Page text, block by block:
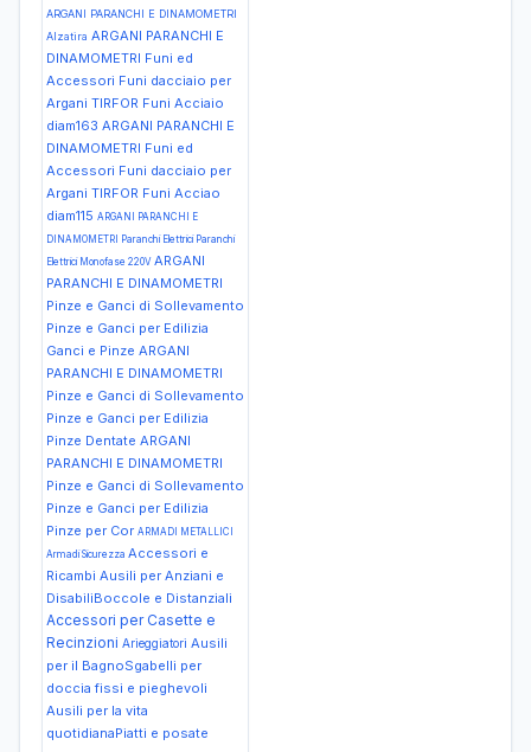
ARGANI PARANCHI E DINAMOMETRI
Alzatira ARGANI PARANCHI E
DINAMOMETRI Funi ed
Accessori Funi dacciaio per
Argani TIRFOR Funi Acciaio
diam163 ARGANI PARANCHI E
DINAMOMETRI Funi ed
Accessori Funi dacciaio per
Argani TIRFOR Funi Acciao
diam115 ARGANI PARANCHI E
DINAMOMETRI Paranchi Elettrici Paranchi
Elettrici Monofase 220V ARGANI
PARANCHI E DINAMOMETRI
Pinze e Ganci di Sollevamento
Pinze e Ganci per Edilizia
Ganci e Pinze ARGANI
PARANCHI E DINAMOMETRI
Pinze e Ganci di Sollevamento
Pinze e Ganci per Edilizia
Pinze Dentate ARGANI
PARANCHI E DINAMOMETRI
Pinze e Ganci di Sollevamento
Pinze e Ganci per Edilizia
Pinze per Cor ARMADI METALLICI
Armadi Sicurezza Accessori e
Ricambi Ausili per Anziani e
DisabiliBoccole e Distanziali
Accessori per Casette e
Recinzioni Arieggiatori Ausili
per il BagnoSgabelli per
doccia fissi e pieghevoli
Ausili per la vita
quotidianaPiatti e posate